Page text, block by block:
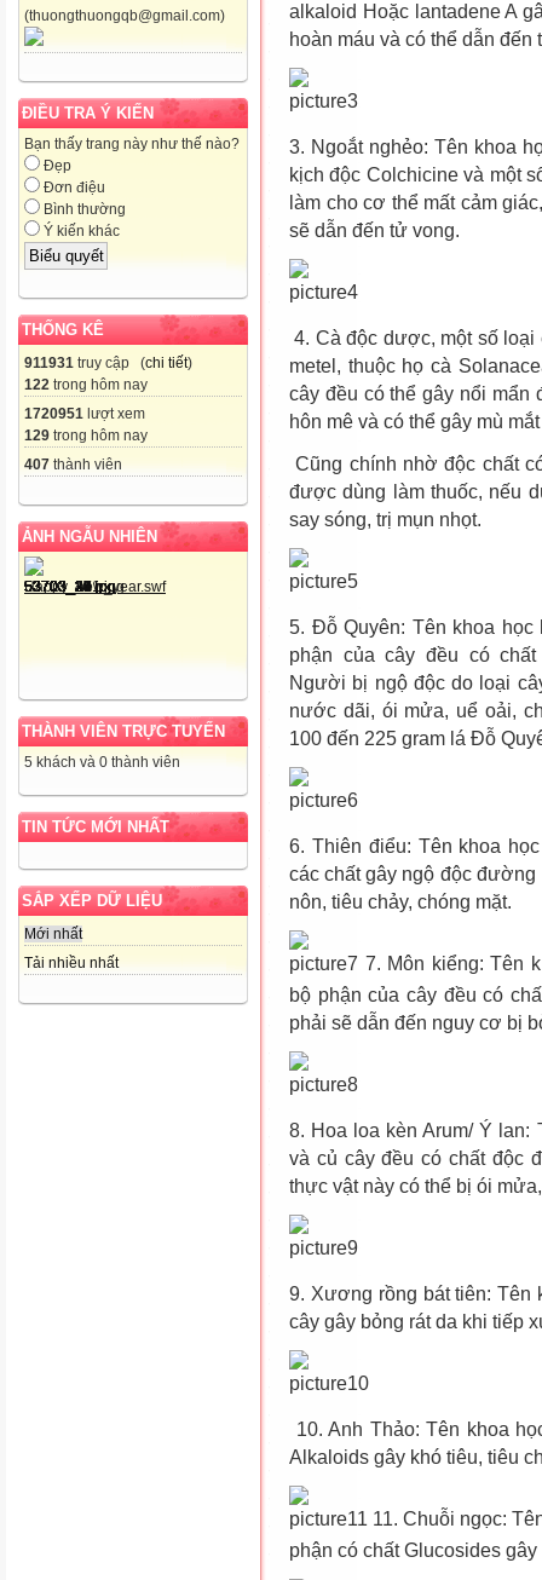
(thuongthuongqb@gmail.com)
ĐIỀU TRA Ý KIẾN
Bạn thấy trang này như thế nào?
Đẹp
Đơn điệu
Bình thường
Ý kiến khác
THỐNG KÊ
911931 truy cập (chi tiết)
122 trong hôm nay
1720951 lượt xem
129 trong hôm nay
407 thành viên
ẢNH NGẪU NHIÊN
THÀNH VIÊN TRỰC TUYẾN
5 khách và 0 thành viên
TIN TỨC MỚI NHẤT
SẮP XẾP DỮ LIỆU
Mới nhất
Tải nhiều nhất
alkaloid Hoặc lantadene A
hoàn máu và có thể dẫn đến
3. Ngoắt nghẻo: Tên khoa
kịch độc Colchicine và một
làm cho cơ thể mất cảm
sẽ dẫn đến tử vong.
4. Cà độc dược, một số
metel, thuộc họ cà
cây đều có thể gây nổi mẩn
hôn mê và có thể gây mù
Cũng chính nhờ độc chất
được dùng làm thuốc, nếu
say sóng, trị mụn nhọt.
5. Đỗ Quyên: Tên khoa học
phận của cây đều có chất
Người bị ngộ độc do loại
nước dãi, ói mửa, uể oải,
100 đến 225 gram lá Đỗ
6. Thiên điểu: Tên khoa
các chất gây ngộ độc đường
nôn, tiêu chảy, chóng mặt.
7. Môn kiểng: Tên
bộ phận của cây đều có
phải sẽ dẫn đến nguy cơ bị
8. Hoa loa kèn Arum/ Ý lan:
và củ cây đều có chất độc
thực vật này có thể bị ói
9. Xương rồng bát tiên: Tên
cây gây bỏng rát da khi tiếp
10. Anh Thảo: Tên khoa
Alkaloids gây khó tiêu, tiêu
11. Chuỗi ngọc:
phận có chất Glucosides